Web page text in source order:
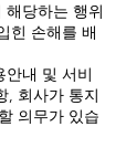
당하는 행위
힌 손해를 배
내 및 서비
, 회사가 통지
의무가 있습